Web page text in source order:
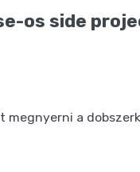
os side
megnyerni a